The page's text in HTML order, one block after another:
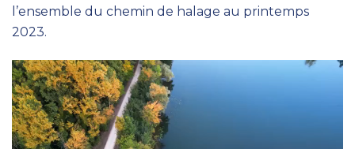
l’ensemble du chemin de halage au printemps
2023.